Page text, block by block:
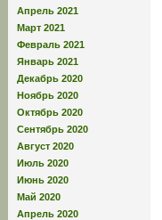
Апрель 2021
Март 2021
Февраль 2021
Январь 2021
Декабрь 2020
Ноябрь 2020
Октябрь 2020
Сентябрь 2020
Август 2020
Июль 2020
Июнь 2020
Май 2020
Апрель 2020